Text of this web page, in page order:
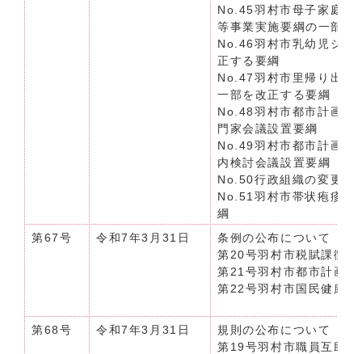
No.45羽村市母子家庭及
等事業実施要綱の一部を
No.46羽村市乳幼児ショ
正する要綱
No.47羽村市里帰り出産
一部を改正する要綱
No.48羽村市都市計画マ
門家会議設置要綱
No.49羽村市都市計画マ
内検討会議設置要綱
No.50行政組織の変更に
No.51羽村市帯状疱疹予
綱
第67号
令和7年3月31日
条例の公布について（
第20号羽村市税賦課徴
第21号羽村市都市計画
第22号羽村市国民健康
第68号 令和7年3月31日
規則の公布について（
第19号羽村市職員互助